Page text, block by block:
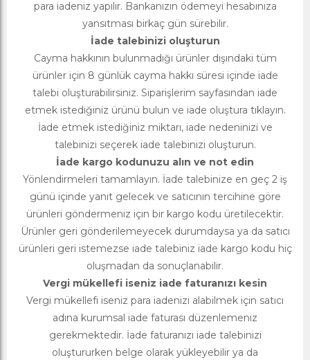
para iadeniz yapılır. Bankanızın ödemeyi hesabınıza
yansıtması birkaç gün sürebilir.
İade talebinizi oluşturun
Cayma hakkının bulunmadığı ürünler dışındaki tüm
ürünler için 8 günlük cayma hakkı süresi içinde iade
talebi oluşturabilirsiniz. Siparişlerim sayfasından iade
etmek istediğiniz ürünü bulun ve iade oluştura tıklayın.
İade etmek istediğiniz miktarı, iade nedeninizi ve
talebinizi seçerek iade talebinizi oluşturun.
İade kargo kodunuzu alın ve not edin
Yönlendirmeleri tamamlayın. İade talebinize en geç 2 iş
günü içinde yanıt gelecek ve satıcının tercihine göre
ürünleri göndermeniz için bir kargo kodu üretilecektir.
Ürünler geri gönderilemeyecek durumdaysa ya da satıcı
ürünleri geri istemezse iade talebiniz iade kargo kodu hiç
oluşmadan da sonuçlanabilir.
Vergi mükellefi iseniz iade faturanızı kesin
Vergi mükellefi iseniz para iadenizi alabilmek için satıcı
adına kurumsal iade faturası düzenlemeniz
gerekmektedir. İade faturanızı iade talebinizi
oluştururken belge olarak yükleyebilir ya da